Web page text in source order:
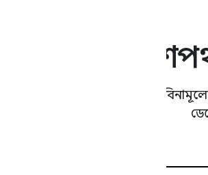
একটিমাত্র